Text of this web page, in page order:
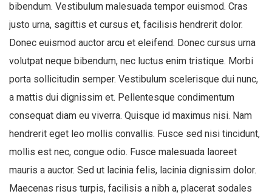
bibendum. Vestibulum malesuada tempor euismod. Cras
justo urna, sagittis et cursus et, facilisis hendrerit dolor.
Donec euismod auctor arcu et eleifend. Donec cursus urna
volutpat neque bibendum, nec luctus enim tristique. Morbi
porta sollicitudin semper. Vestibulum scelerisque dui nunc,
a mattis dui dignissim et. Pellentesque condimentum
consequat diam eu viverra. Quisque id maximus nisi. Nam
hendrerit eget leo mollis convallis. Fusce sed nisi tincidunt,
mollis est nec, congue odio. Fusce malesuada laoreet
mauris a auctor. Sed ut lacinia felis, lacinia dignissim dolor.
Maecenas risus turpis, facilisis a nibh a, placerat sodales